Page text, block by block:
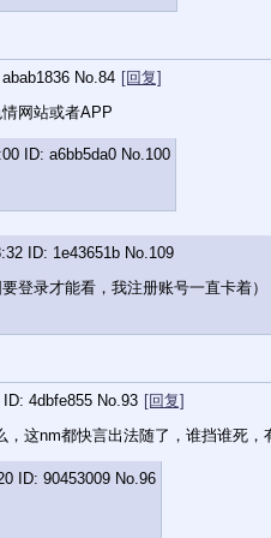
abab1836 No. 84 [回复]
网站或者APP
a6bb5da0 No.100
1e43651b No.109
登录才能看，我注册账号一直卡着）
4dbfe855 No.93 [回复]
这nm都快言出法随了，谁挡谁死，
90453009 No. 96